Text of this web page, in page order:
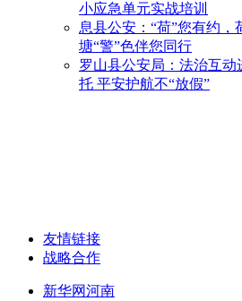
小应急单元实战培训
息县公安：“荷”您有约，
塘“警”色伴您同行
罗山县公安局：法治互动
托 平安护航不“放假”
友情链接
战略合作
新华网河南